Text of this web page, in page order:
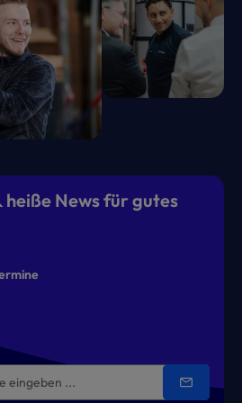
heiße News für gutes